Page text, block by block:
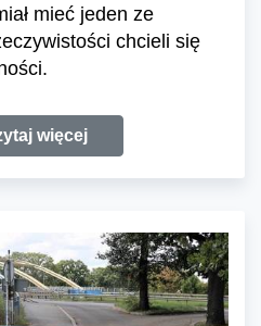
mieć jeden ze
chcieli się
więcej